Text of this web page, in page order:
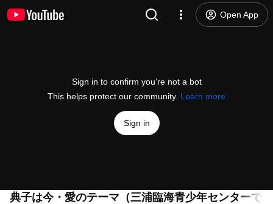
Open App
Sign in to confirm you’re not a bot
This helps protect our community. Learn more
Sign in
典子は今・愛のテーマ（三浦臨海青少年センターで